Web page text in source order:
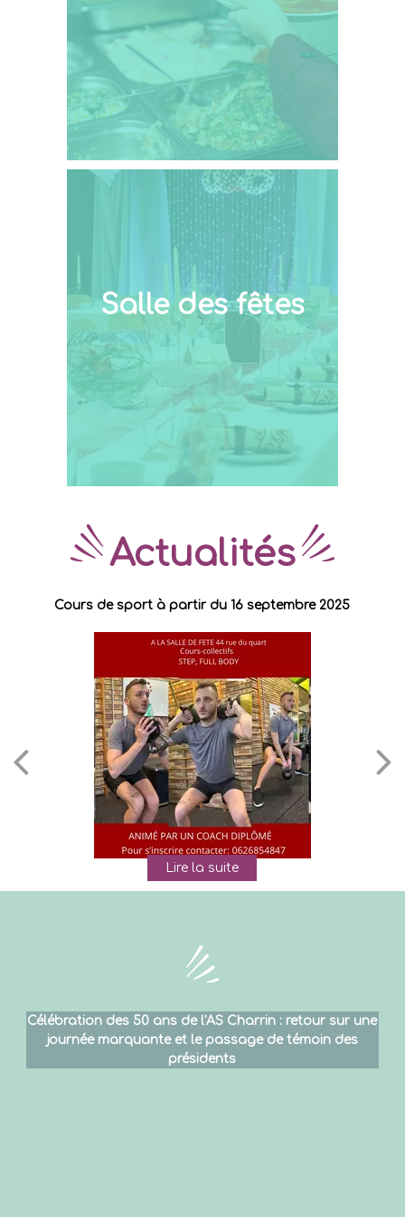
Salle des fêtes
Actualités
Cours de sport à partir du 16 septembre 2025
Célébration des 50 ans de l'AS Charrin : retour sur une
journée marquante et le passage de témoin des
présidents